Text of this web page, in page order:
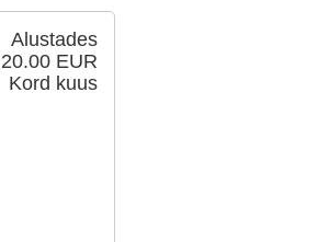
Alustades
20.00 EUR
Kord kuus